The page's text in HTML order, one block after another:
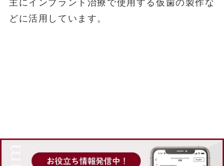
主にインプラント治療で使用する仮歯の製作な
どに活用しています。